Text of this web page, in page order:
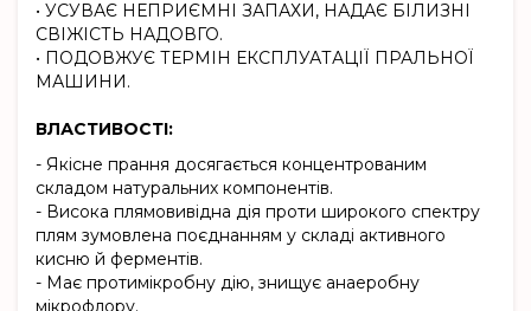
• УСУВАЄ НЕПРИЄМНІ ЗАПАХИ, НАДАЄ БІЛИЗНІ
СВІЖІСТЬ НАДОВГО.
• ПОДОВЖУЄ ТЕРМІН ЕКСПЛУАТАЦІЇ ПРАЛЬНОЇ
МАШИНИ.
ВЛАСТИВОСТІ:
- Якісне прання досягається концентрованим
складом натуральних компонентів.
- Висока плямовивідна дія проти широкого спектру
плям зумовлена поєднанням у складі активного
кисню й ферментів.
- Має протимікробну дію, знищує анаеробну
мікрофлору.